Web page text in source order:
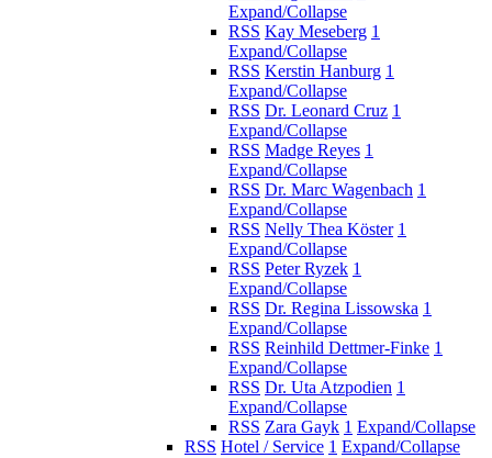
Expand/Collapse
RSS Kay Meseberg 1
Expand/Collapse
RSS Kerstin Hanburg 1
Expand/Collapse
RSS Dr. Leonard Cruz 1
Expand/Collapse
RSS Madge Reyes 1
Expand/Collapse
RSS Dr. Marc Wagenbach 1
Expand/Collapse
RSS Nelly Thea Köster 1
Expand/Collapse
RSS Peter Ryzek 1
Expand/Collapse
RSS Dr. Regina Lissowska 1
Expand/Collapse
RSS Reinhild Dettmer-Finke 1
Expand/Collapse
RSS Dr. Uta Atzpodien 1
Expand/Collapse
RSS Zara Gayk 1 Expand/Collapse
RSS Hotel / Service 1 Expand/Collapse